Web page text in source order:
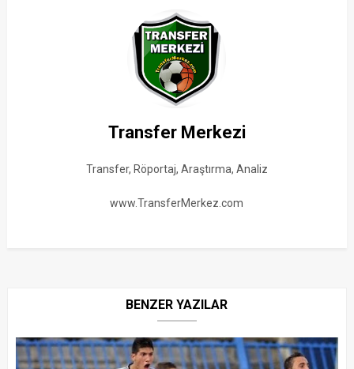
Transfer Merkezi
Transfer, Röportaj, Araştırma, Analiz
www.TransferMerkez.com
BENZER YAZILAR